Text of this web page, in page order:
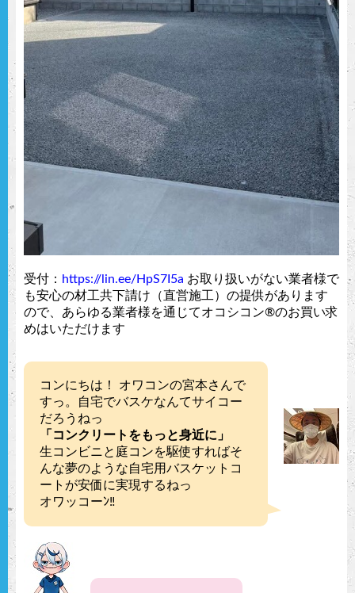
受付： https://lin.ee/HpS7I5a お取り扱いがない業者様で
も安心の材工共下請け（直営施工）の提供があります
ので、あらゆる業者様を通じてオコシコン®︎のお買い求
めはいただけます
コンにちは！ オワコンの宮本さんで
すっ。自宅でバスケなんてサイコー
だろうねっ
「コンクリートをもっと身近に」
生コンビニと庭コンを駆使すればそ
んな夢のような自宅用バスケットコ
ートが安価に実現するねっ
オワッコーﾝ‼︎